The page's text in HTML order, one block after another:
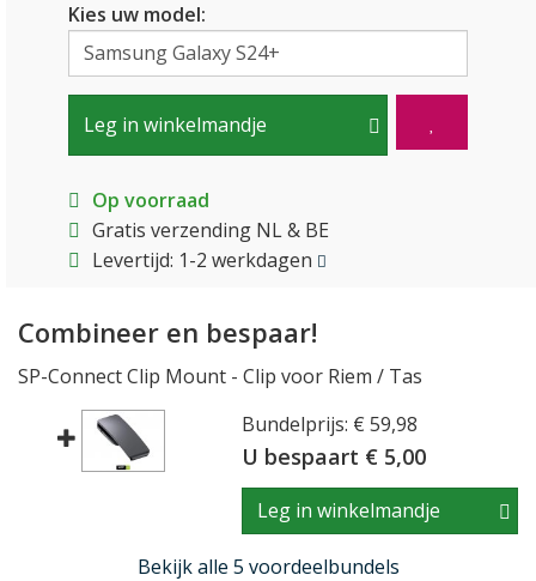
Kies uw model:
Leg in winkelmandje
Op voorraad
Gratis verzending NL & BE
Levertijd: 1-2 werkdagen
Combineer en bespaar!
SP-Connect Clip Mount - Clip voor Riem / Tas
Bundelprijs: € 59,98
U bespaart € 5,00
Leg in winkelmandje
Bekijk alle 5 voordeelbundels